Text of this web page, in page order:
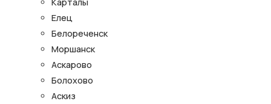
Елец
Белореченск
Моршанск
Аскарово
Болохово
Аскиз